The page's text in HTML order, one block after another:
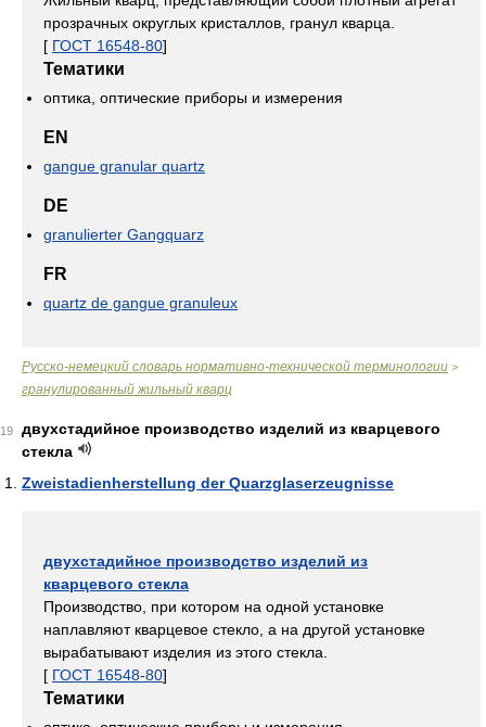
прозрачных округлых кристаллов, гранул кварца.
[ ГОСТ 16548-80]
Тематики
оптика, оптические приборы и измерения
EN
gangue granular quartz
DE
granulierter Gangquarz
FR
quartz de gangue granuleux
Русско-немецкий словарь нормативно-технической терминологии >
гранулированный жильный кварц
19
двухстадийное производство изделий из кварцевого
стекла
Zweistadienherstellung der Quarzglaserzeugnisse
двухстадийное производство изделий из
кварцевого стекла
Производство, при котором на одной установке
наплавляют кварцевое стекло, а на другой установке
вырабатывают изделия из этого стекла.
[ ГОСТ 16548-80]
Тематики